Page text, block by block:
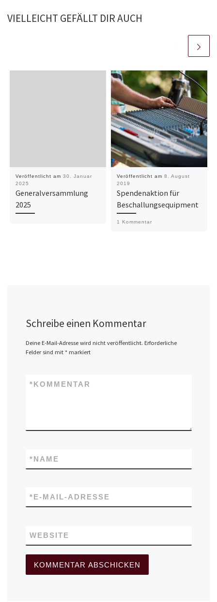
VIELLEICHT GEFÄLLT DIR AUCH
Veröffentlicht am 30. Januar
2025
Generalversammlung
2025
Veröffentlicht am 8. August
2019
Spendenaktion für
Beschallungsequipment
1 Kommentar
Schreibe einen Kommentar
Deine E-Mail-Adresse wird nicht veröffentlicht. Erforderliche
Felder sind mit *markiert
KOMMENTAR
*
NAME
*
E-MAIL-ADRESSE
*
WEBSITE